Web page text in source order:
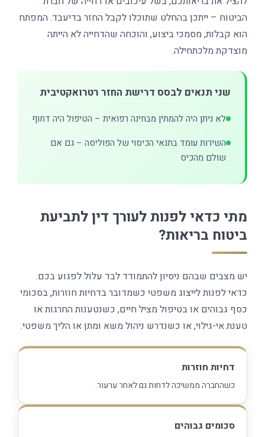
הביטוח – ייתכן בהחלט שתוכלו לקבל החזר בדיעבד. המפתח
הוא קבלות, מסמכי ביצוע, והוכחה שהדחייה לא הייתה
מוצדקת מלכתחילה.
שני תנאים לבסס דרישת החזר רטרואקטיבית
לא ניתן היה להמתין מבחינה רפואית – הטיפול היה דחוף
השירות עומד בתנאי הכיסוי של הפוליסה – גם אם
שולם מהכיס
מתי כדאי לפנות לעורך דין לתביעת
ביטוח בריאות?
יש מצבים שבהם ניסיון להתמודד לבד עלול לפגוע בכם.
כדאי לפנות לייצוג משפטי כשמדובר בדחיות חוזרות, בסכומי
כסף גבוהים או בטיפול מציל חיים, כשנטענות החרגות או
טענת אי-גילוי, או כשנדרש ניהול משא ומתן או הליך משפטי.
דחיות חוזרות
כשהחברה ממשיכה לדחות גם לאחר ערעור.
סכומים גבוהים